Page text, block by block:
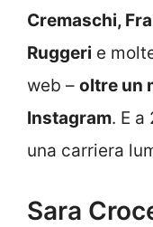
Cremaschi,
Ruggeri e
web – oltre un
Instagram. E
una carriera
Sara